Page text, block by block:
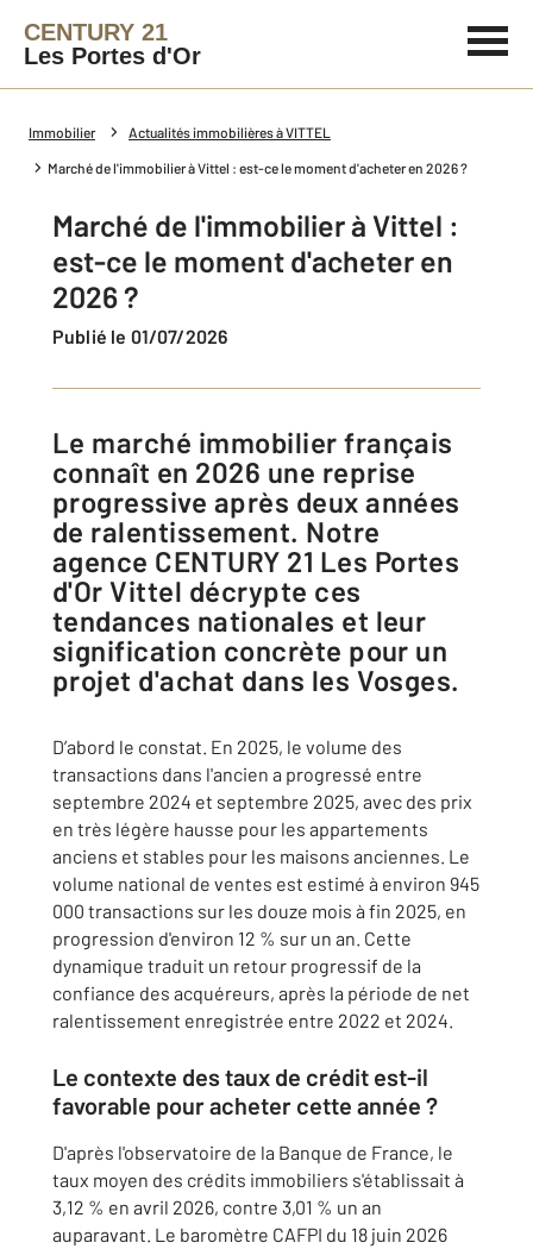
CENTURY 21
Les Portes d'Or
Immobilier Actualités immobilières à VITTEL
Marché de l'immobilier à Vittel : est-ce le moment d'acheter en 2026 ?
Marché de l'immobilier à Vittel :
est-ce le moment d'acheter en
2026 ?
Publié le 01/07/2026
Le marché immobilier français
connaît en 2026 une reprise
progressive après deux années
de ralentissement. Notre
agence CENTURY 21 Les Portes
d'Or Vittel décrypte ces
tendances nationales et leur
signification concrète pour un
projet d'achat dans les Vosges.
D’abord le constat. En 2025, le volume des
transactions dans l'ancien a progressé entre
septembre 2024 et septembre 2025, avec des prix
en très légère hausse pour les appartements
anciens et stables pour les maisons anciennes. Le
volume national de ventes est estimé à environ 945
000 transactions sur les douze mois à fin 2025, en
progression d'environ 12 % sur un an. Cette
dynamique traduit un retour progressif de la
confiance des acquéreurs, après la période de net
ralentissement enregistrée entre 2022 et 2024.
Le contexte des taux de crédit est-il
favorable pour acheter cette année ?
D'après l'observatoire de la Banque de France, le
taux moyen des crédits immobiliers s'établissait à
3,12 % en avril 2026, contre 3,01 % un an
auparavant. Le baromètre CAFPI du 18 juin 2026